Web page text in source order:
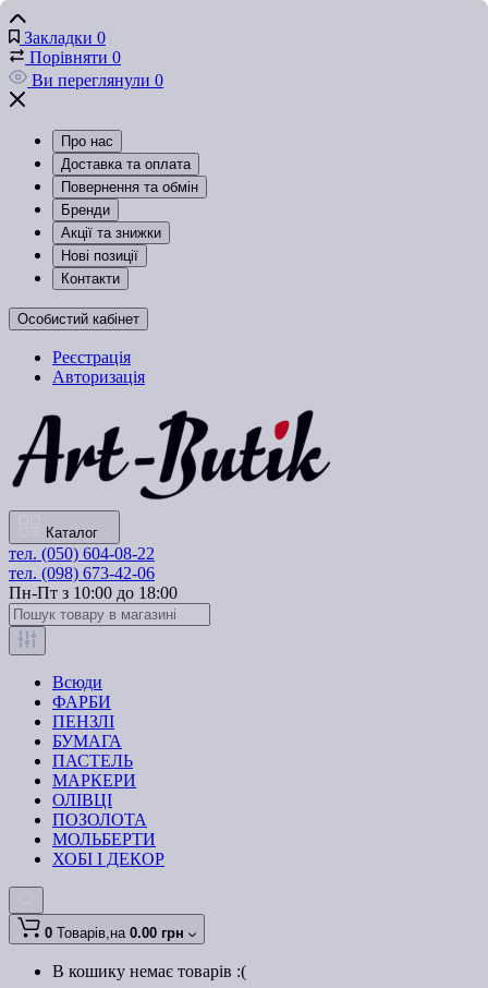
Закладки 0
Порівняти 0
Ви переглянули 0
Про нас
Доставка та оплата
Повернення та обмін
Бренди
Акції та знижки
Нові позиції
Контакти
Особистий кабінет
Реєстрація
Авторизація
Каталог
тел. (050) 604-08-22
тел. (098) 673-42-06
Пн-Пт з 10:00 до 18:00
Всюди
ФАРБИ
ПЕНЗЛІ
БУМАГА
ПАСТЕЛЬ
МАРКЕРИ
ОЛІВЦІ
ПОЗОЛОТА
МОЛЬБЕРТИ
ХОБІ І ДЕКОР
0 Товарів,на 0.00 грн
В кошику немає товарів :(